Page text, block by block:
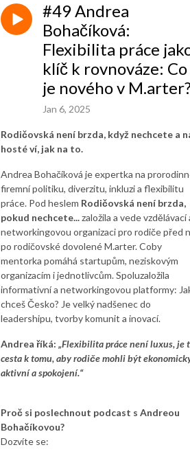
#49 Andrea
Bohačíková:
Flexibilita práce
klíč k rovnováze: Co
je nového v
Jan 6, 2025
Rodičovská není brzda, když nechcete a
hosté ví, jak na to.
Andrea Bohačíková je expertka na
firemní politiku, diverzitu, inkluzi a flexibilitu
práce. Pod heslem Rodičovská není brzda,
pokud nechcete...založila a vede vzdělávací
networkingovou organizaci pro rodiče před
po rodičovské dovolené M.arter. Coby
mentorka pomáhá startupům, neziskovým
organizacím i jednotlivcům. Spoluzaložila
informativní a networkingovou platformy:
chceš Česko? Je velký nadšenec do
leadershipu, tvorby komunit a inovací.
Andrea říká: „Flexibilita práce není luxus, je
cesta k tomu, aby rodiče mohli být
aktivní a spokojení.“
Proč si poslechnout podcast s Andreou
Bohačíkovou?
Dozvíte se: